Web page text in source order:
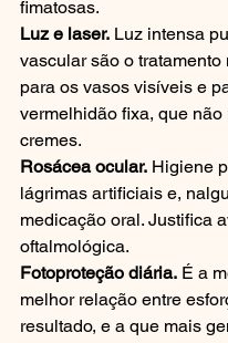
fimatosas.
Luz e laser. Luz intensa
vascular são o tratamento
para os vasos visíveis e
vermelhidão fixa, que não
cremes.
Rosácea ocular. Higiene
lágrimas artificiais e,
medicação oral. Justifica
oftalmológica.
Fotoproteção diária. É a
melhor relação entre
resultado, e a que mais